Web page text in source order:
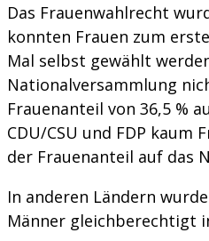
Das Frauenwahlrecht
konnten Frauen zum
Mal selbst gewählt
Nationalversammlung
Frauenanteil von 36,5 %
CDU/CSU und FDP
der Frauenanteil auf das
In anderen Ländern
Männer gleichberechtigt